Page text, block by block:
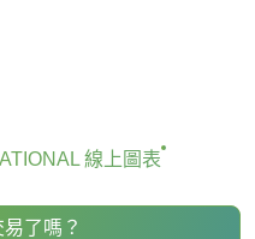
線上圖表
了嗎？